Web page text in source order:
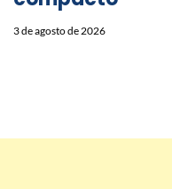
3 de agosto de 2026